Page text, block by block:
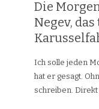
Die
Negev,
Ich solle jeden
hat er gesagt.
schreiben. Direkt